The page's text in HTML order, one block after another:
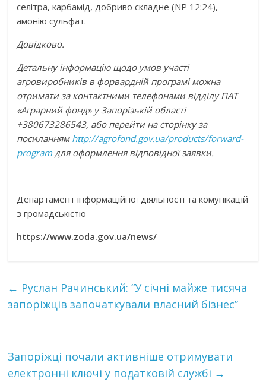
селітра, карбамід, добриво складне (NP 12:24),
амонію сульфат.
Довідково.
Детальну інформацію щодо умов участі
агровиробників в форвардній програмі можна
отримати за контактними телефонами відділу ПАТ
«Аграрний фонд» у Запорізькій області
+380673286543, або перейти на сторінку за
посиланням http://agrofond.gov.ua/products/forward-
program для оформлення відповідної заявки.
Департамент інформаційної діяльності та комунікацій
з громадськістю
https://www.zoda.gov.ua/news/
← Руслан Рачинський: “У січні майже тисяча
запоріжців започаткували власний бізнес”
Запоріжці почали активніше отримувати
електронні ключі у податковій службі →